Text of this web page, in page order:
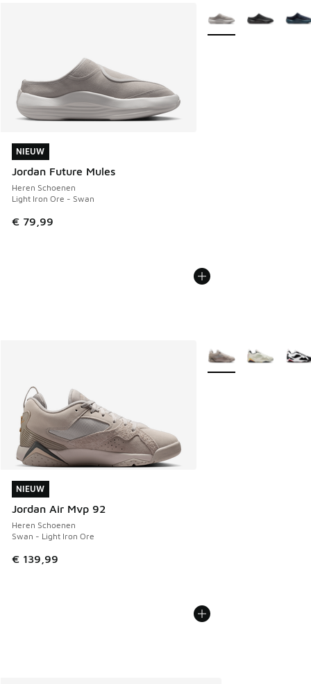
NIEUW
Jordan Future Mules
Heren Schoenen
Light Iron Ore - Swan
€ 79,99
NIEUW
Meer kleuren
NIEUW
Jordan Air Mvp 92
Heren Schoenen
Swan - Light Iron Ore
€ 139,99
NIEUW
Meer kleuren